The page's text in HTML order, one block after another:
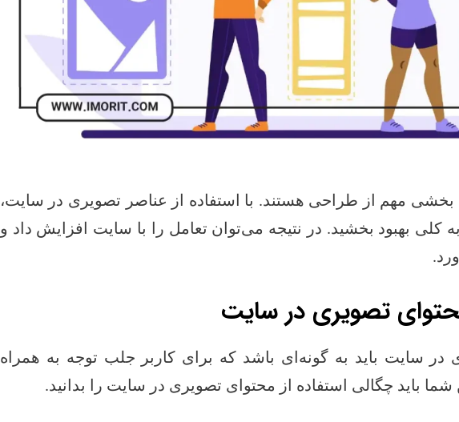
مهم از طراحی هستند. با استفاده از عناصر تصویری در سایت،
کلی بهبود بخشید. در نتیجه می‌توان تعامل را با سایت افزایش داد و
تصویری در سایت
در سایت باید به گونه‌ای باشد که برای کاربر جلب توجه به همراه
شما باید چگالی استفاده از محتوای تصویری در سایت را بدانید.